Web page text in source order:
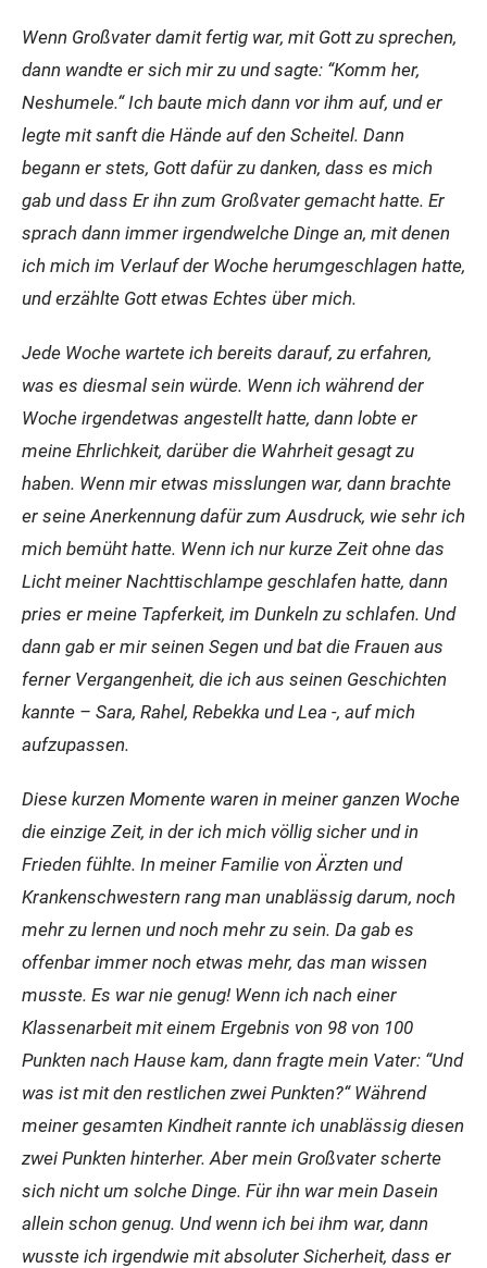
Wenn Großvater damit fertig war, mit Gott zu sprechen,
dann wandte er sich mir zu und sagte: “Komm her,
Neshumele.“ Ich baute mich dann vor ihm auf, und er
legte mit sanft die Hände auf den Scheitel. Dann
begann er stets, Gott dafür zu danken, dass es mich
gab und dass Er ihn zum Großvater gemacht hatte. Er
sprach dann immer irgendwelche Dinge an, mit denen
ich mich im Verlauf der Woche herumgeschlagen hatte,
und erzählte Gott etwas Echtes über mich.
Jede Woche wartete ich bereits darauf, zu erfahren,
was es diesmal sein würde. Wenn ich während der
Woche irgendetwas angestellt hatte, dann lobte er
meine Ehrlichkeit, darüber die Wahrheit gesagt zu
haben. Wenn mir etwas misslungen war, dann brachte
er seine Anerkennung dafür zum Ausdruck, wie sehr ich
mich bemüht hatte. Wenn ich nur kurze Zeit ohne das
Licht meiner Nachttischlampe geschlafen hatte, dann
pries er meine Tapferkeit, im Dunkeln zu schlafen. Und
dann gab er mir seinen Segen und bat die Frauen aus
ferner Vergangenheit, die ich aus seinen Geschichten
kannte – Sara, Rahel, Rebekka und Lea -, auf mich
aufzupassen.
Diese kurzen Momente waren in meiner ganzen Woche
die einzige Zeit, in der ich mich völlig sicher und in
Frieden fühlte. In meiner Familie von Ärzten und
Krankenschwestern rang man unablässig darum, noch
mehr zu lernen und noch mehr zu sein. Da gab es
offenbar immer noch etwas mehr, das man wissen
musste. Es war nie genug! Wenn ich nach einer
Klassenarbeit mit einem Ergebnis von 98 von 100
Punkten nach Hause kam, dann fragte mein Vater: “Und
was ist mit den restlichen zwei Punkten?“ Während
meiner gesamten Kindheit rannte ich unablässig diesen
zwei Punkten hinterher. Aber mein Großvater scherte
sich nicht um solche Dinge. Für ihn war mein Dasein
allein schon genug. Und wenn ich bei ihm war, dann
wusste ich irgendwie mit absoluter Sicherheit, dass er